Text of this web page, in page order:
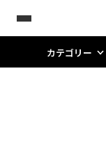
カテゴリー